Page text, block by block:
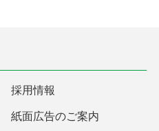
採用情報
紙面広告のご案内